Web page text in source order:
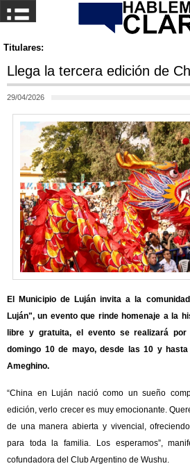
Titulares: Luján se prepara para la
Llega la tercera edición de
29/04/2026
El Municipio de Luján invita a la
Luján", un evento que rinde homenaje a la
libre y gratuita, el evento se realizará
domingo 10 de mayo, desde las 10 y
Ameghino.
“China en Luján nació como un sueño
edición, verlo crecer es muy emocionante.
de una manera abierta y vivencial,
para toda la familia. Los esperamos”,
cofundadora del Club Argentino de Wushu.